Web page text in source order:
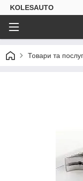
KOLESAUTO
Товари та